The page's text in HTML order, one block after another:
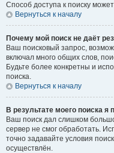
Способ доступа к поиску
Вернуться к началу
Почему мой поиск не даёт
Ваш поисковый запрос,
включал много общих слов,
Будьте более конкретны и
поиска.
Вернуться к началу
В результате моего поиска
Ваш поиск дал слишком
сервер не смог обработать.
точно задавайте условия
осуществлён.